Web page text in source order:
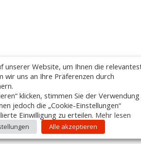
unserer Website, um Ihnen die
wir uns an Ihre Präferenzen durch
klicken, stimmen Sie der Verwendung
jedoch die „Cookie-Einstellungen“
Einwilligung zu erteilen. Mehr lesen
Alle akzeptieren